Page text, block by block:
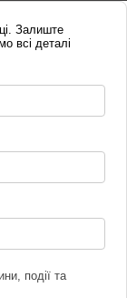
Залиште
всі деталі
події та